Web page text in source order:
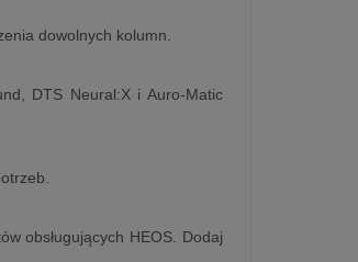
dowolnych kolumn.
DTS Neural:X i Auro-Matic
obsługujących HEOS. Dodaj